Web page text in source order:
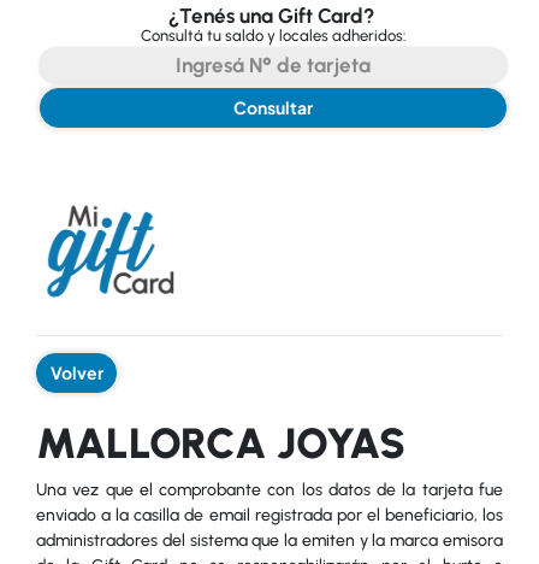
¿Tenés una Gift Card?
Consultá tu saldo y locales adheridos:
Consultar
Volver
MALLORCA JOYAS
Una vez que el comprobante con los datos de la tarjeta fue
enviado a la casilla de email registrada por el beneficiario, los
administradores del sistema que la emiten y la marca emisora